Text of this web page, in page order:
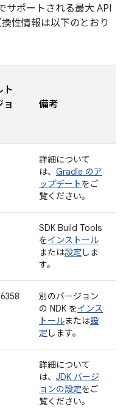
サポートされる最大 API
性情報は以下のとおり
ト
ョ
備考
詳細について
は、 Gradle のア
ップデートをご
覧ください。
SDK Build Tools
をインストール
または設定 しま
す。
別のバージョン
の NDK をインス
トールまたは設
定 します。
詳細について
は、 JDK バージ
ョンの設定をご
覧ください。